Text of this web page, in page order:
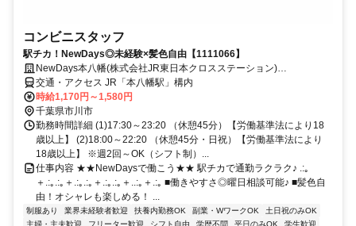
コンビニスタッフ
駅チカ！NewDays◎未経験×髪色自由【1111066】
NewDays本八幡(株式会社JR東日本クロスステーション)
【1111066】
交通・アクセス JR「本八幡駅」構内
時給1,170円～1,580円
千葉県市川市
勤務時間詳細 (1)17:30～23:20 （休憩45分）【労働基準法により18
歳以上】 (2)18:00～22:20 （休憩45分・日祝）【労働基準法により
18歳以上】 ※週2回～OK（シフト制）...
仕事内容 ★★NewDaysで働こう★★ 駅チカで通勤ラクラク♪ .:｡
＋.:｡.:｡＋.:｡.:｡＋.:｡.:｡＋..:｡＋.:｡ ■働きやすさ◎曜日相談可能♪ ■髪色自
由！オシャレも楽しめる！ ...
制服あり 業界未経験者歓迎 扶養内勤務OK 副業・WワークOK
土日祝のみOK
主婦・主夫歓迎
フリーター歓迎 シフト自由 学歴不問 平日のみOK 学生歓迎